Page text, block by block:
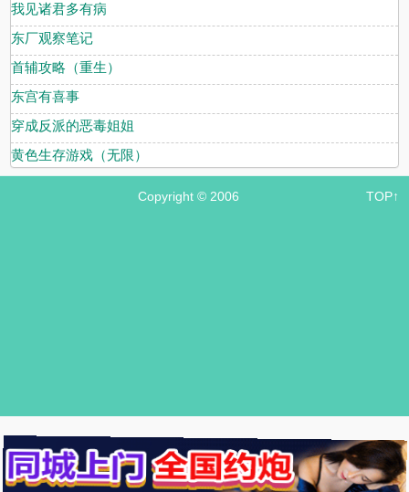
我见诸君多有病
东厂观察笔记
首辅攻略（重生）
东宫有喜事
穿成反派的恶毒姐姐
黄色生存游戏（无限）
Copyright © 2006 TOP↑